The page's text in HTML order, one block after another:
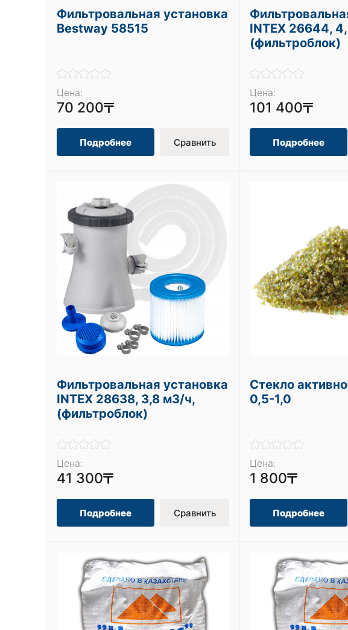
Фильтровальная установка
Bestway 58515
Цена:
70 200
Подробнее Сравнить
INTEX 26644,
(фильтроблок)
Цена:
101 400
Подробнее
Фильтровальная установка
INTEX 28638, 3,8 м3/ч,
(фильтроблок)
Цена:
41 300
Подробнее Сравнить
Стекло
0,5-1,0
Цена:
1 800
Подробнее